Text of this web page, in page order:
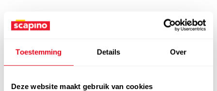
Toestemming Details Over
Deze website maakt gebruik van cookies